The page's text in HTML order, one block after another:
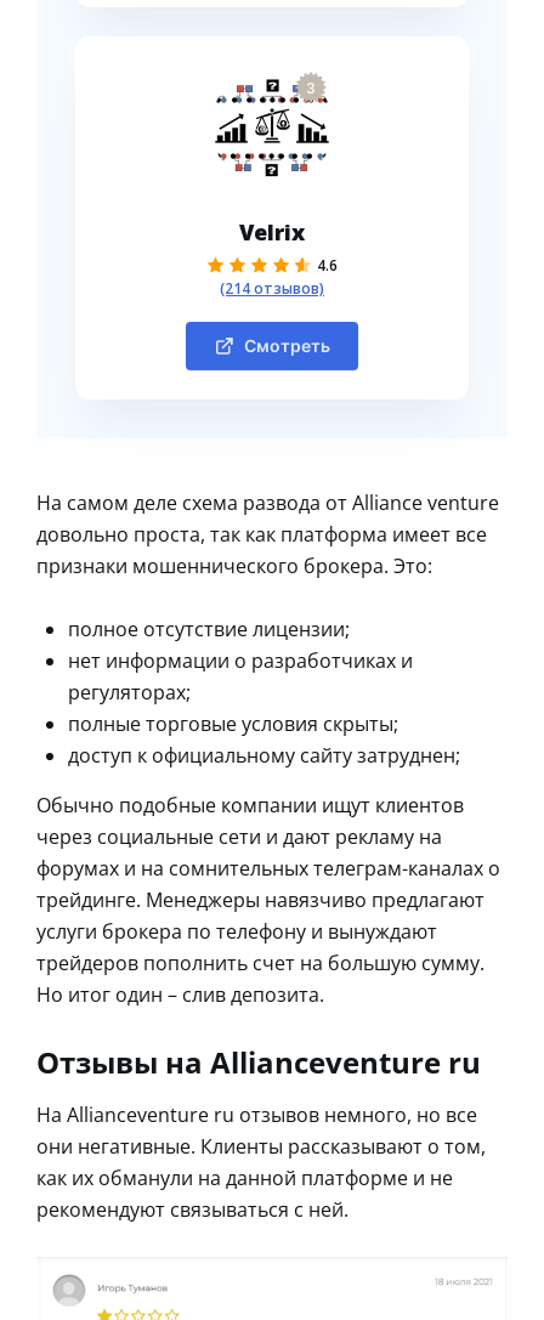
3
Velrix
4.6
(214 отзывов)
Смотреть
На самом деле схема развода от Alliance venture
довольно проста, так как платформа имеет все
признаки мошеннического брокера. Это:
полное отсутствие лицензии;
нет информации о разработчиках и
регуляторах;
полные торговые условия скрыты;
доступ к официальному сайту затруднен;
Обычно подобные компании ищут клиентов
через социальные сети и дают рекламу на
форумах и на сомнительных телеграм-каналах о
трейдинге. Менеджеры навязчиво предлагают
услуги брокера по телефону и вынуждают
трейдеров пополнить счет на большую сумму.
Но итог один – слив депозита.
Отзывы на Allianceventure ru
На Allianceventure ru отзывов немного, но все
они негативные. Клиенты рассказывают о том,
как их обманули на данной платформе и не
рекомендуют связываться с ней.